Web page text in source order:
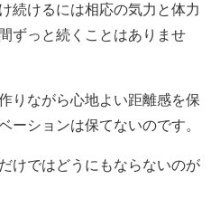
続けるには相応の気力と体力
ずっと続くことはありませ
りながら心地よい距離感を保
ーションは保てないのです。
けではどうにもならないのが